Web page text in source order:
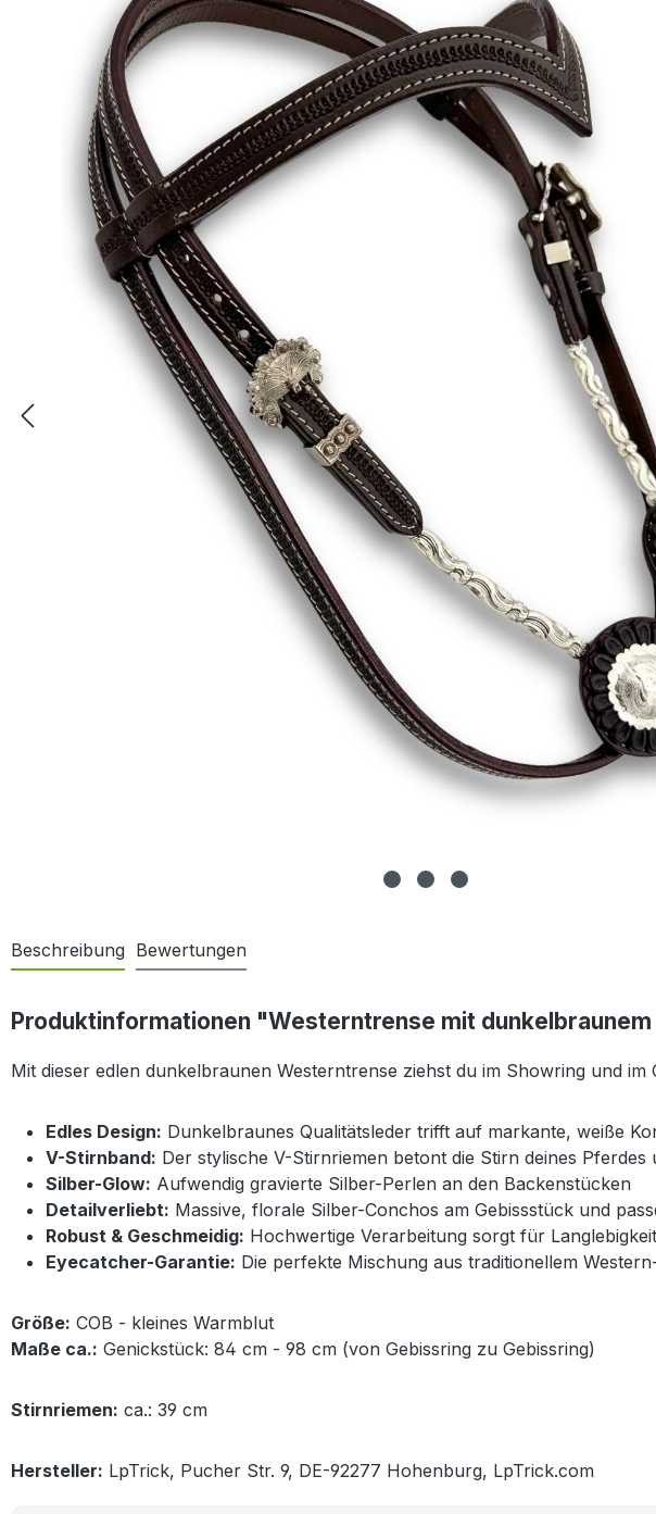
Beschreibung Bewertungen
Produktinformationen "Westerntrense mit
Mit dieser edlen dunkelbraunen Westerntrense ziehst du im Showring und
Edles Design: Dunkelbraunes Qualitätsleder trifft auf markante, weiße
V-Stirnband: Der stylische V-Stirnriemen betont die Stirn deines
Silber-Glow: Aufwendig gravierte Silber-Perlen an den Backenstücken
Detailverliebt: Massive, florale Silber-Conchos am Gebissstück und
Robust & Geschmeidig: Hochwertige Verarbeitung sorgt für
Eyecatcher-Garantie: Die perfekte Mischung aus traditionellem
Größe: COB - kleines Warmblut
Maße ca.: Genickstück: 84 cm - 98 cm (von Gebissring zu Gebissring)
Stirnriemen: ca.: 39 cm
Hersteller: LpTrick, Pucher Str. 9, DE-92277 Hohenburg, LpTrick.com